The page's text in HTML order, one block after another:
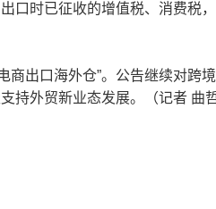
口时已征收的增值税、消费税
商出口海外仓”。公告继续对跨
持外贸新业态发展。（记者 曲哲